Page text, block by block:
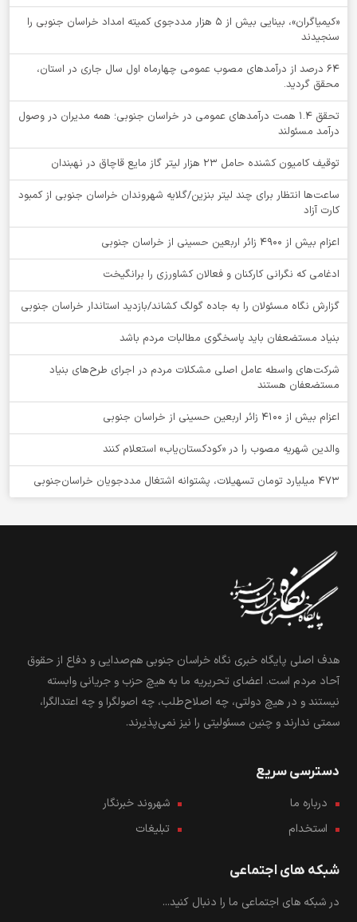
«کیمیاگران»، بینایی بیش از ۵ هزار مددجوی کمیته امداد خراسان جنوبی را
سنجیدند
64 درصد از درآمدهای مصوب عمومی چهارماه اول سال جاری در استان،
محقق گردید.
تحقق ۱.۴ همت درآمدهای عمومی در خراسان جنوبی؛ همه مدیران در وصول
درآمد مسئولند
توقيف کامیون کشنده حامل 23 هزار لیتر گاز مایع قاچاق در نهبندان
ساعت‌ها انتظار برای چند لیتر بنزین/گلایه شهروندان خراسان جنوبی از کمبود
کارت آزاد
اعزام بیش از 4900 زائر اربعین حسینی از خراسان جنوبی
ادغامی که نگرانی کارکنان و فعالان کشاورزی را برانگیخت
گزارش نگاه مسئولان را به جاده گولگ کشاند/بازدید استاندار خراسان جنوبی
بنیاد مستضعفان باید پاسخگوی مطالبات مردم باشد
شرکت‌های واسطه عامل اصلی مشکلات مردم در اجرای طرح‌های بنیاد
مستضعفان هستند
اعزام بیش از 4100 زائر اربعین حسینی از خراسان جنوبی
والدین شهریه مصوب را در «کودکستان‌یاب» استعلام کنند
۴۷۳ میلیارد تومان تسهیلات، پشتوانه اشتغال مددجویان خراسان‌جنوبی
هدف اصلی پایگاه خبری نگاه خراسان جنوبی هم‌صدایی و دفاع از حقوق
آحاد مردم است. اعضای تحریریه ما به هیچ حزب و جریانی وابسته
نیستند و در هیچ دولتی، چه اصلاح‌طلب، چه اصولگرا و چه اعتدالگرا،
سمتی ندارند و چنین مسئولیتی را نیز نمی‌پذیرند.
دسترسی سریع
درباره ما
شهروند خبرنگار
استخدام
تبلیغات
شبکه های اجتماعی
در شبکه های اجتماعی ما را دنبال کنید...